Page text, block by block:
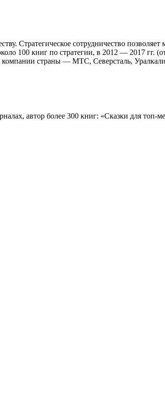
Стратегическое сотрудничество
100 книг по стратегии, в 2012 — 2017 гг.
компании страны — МТС, Северсталь,
автор более 300 книг: «Сказки для